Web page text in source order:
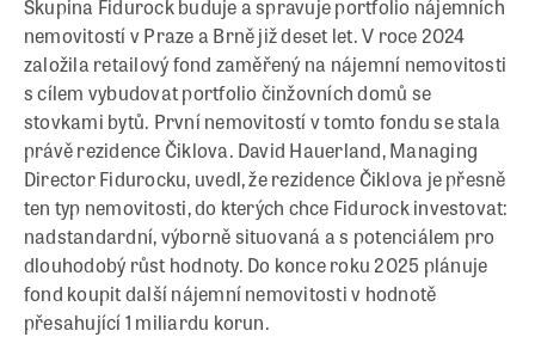
Skupina Fidurock buduje a spravuje portfolio nájemních
nemovitostí v Praze a Brně již deset let. V roce 2024
založila retailový fond zaměřený na nájemní nemovitosti
s cílem vybudovat portfolio činžovních domů se
stovkami bytů. První nemovitostí v tomto fondu se stala
právě rezidence Čiklova. David Hauerland, Managing
Director Fidurocku, uvedl, že rezidence Čiklova je přesně
ten typ nemovitosti, do kterých chce Fidurock investovat:
nadstandardní, výborně situovaná a s potenciálem pro
dlouhodobý růst hodnoty. Do konce roku 2025 plánuje
fond koupit další nájemní nemovitosti v hodnotě
přesahující 1 miliardu korun.